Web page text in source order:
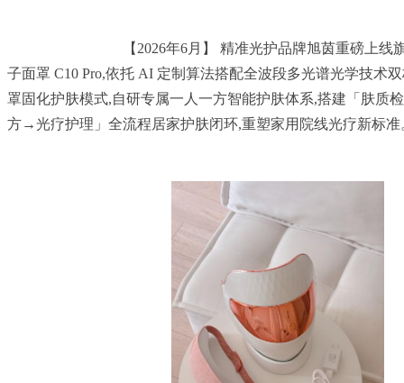
子面罩 C10 Pro,依托 AI 定制算法搭配全波段多光谱光学技术
罩固化护肤模式,自研专属一人一方智能护肤体系,搭建「肤
方→光疗护理」全流程居家护肤闭环,重塑家用院线光疗新标准